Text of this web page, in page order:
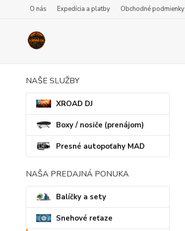
O nás Expedícia a platby Obchodné podmienky
NAŠE SLUŽBY
XROAD DJ
Boxy / nosiče (prenájom)
Presné autopoťahy MAD
NAŠA PREDAJNÁ PONUKA
Balíčky a sety
Snehové reťaze